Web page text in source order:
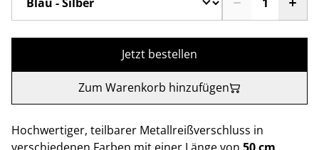
Jetzt bestellen
Zum Warenkorb hinzufügen
Hochwertiger, teilbarer Metallreißverschluss in